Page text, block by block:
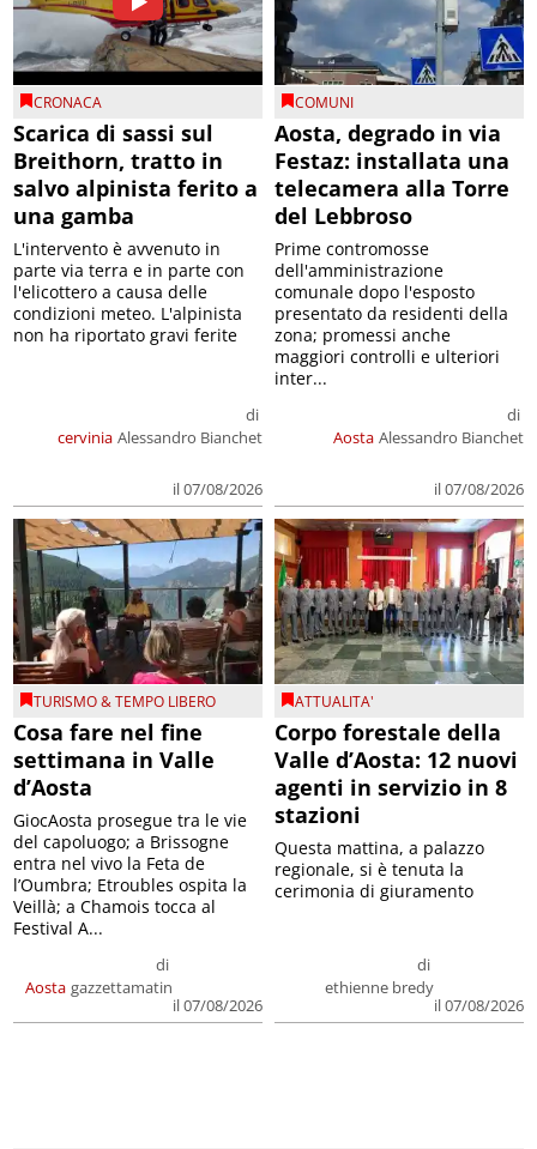
CRONACA
Scarica di sassi sul
Breithorn, tratto in
salvo alpinista ferito a
una gamba
cervinia
di
Alessandro Bianchet
il 07/08/2026
L'intervento è avvenuto in
parte via terra e in parte con
l'elicottero a causa delle
condizioni meteo. L'alpinista
non ha riportato gravi ferite
COMUNI
Aosta, degrado in via
Festaz: installata una
telecamera alla Torre
del Lebbroso
Aosta
di
Alessandro Bianchet
il 07/08/2026
Prime contromosse
dell'amministrazione
comunale dopo l'esposto
presentato da residenti della
zona; promessi anche
maggiori controlli e ulteriori
inter...
TURISMO & TEMPO LIBERO
Cosa fare nel fine
settimana in Valle
d’Aosta
Aosta
di
gazzettamatin
il 07/08/2026
GiocAosta prosegue tra le vie
del capoluogo; a Brissogne
entra nel vivo la Feta de
l’Oumbra; Etroubles ospita la
Veillà; a Chamois tocca al
Festival A...
ATTUALITA'
Corpo forestale della
Valle d’Aosta: 12 nuovi
agenti in servizio in 8
stazioni
di
ethienne bredy
il 07/08/2026
Questa mattina, a palazzo
regionale, si è tenuta la
cerimonia di giuramento